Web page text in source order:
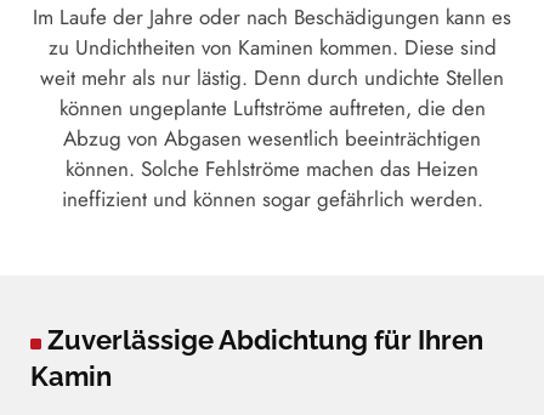
Im Laufe der Jahre oder nach Beschädigungen kann es
zu Undichtheiten von Kaminen kommen. Diese sind
weit mehr als nur lästig. Denn durch undichte Stellen
können ungeplante Luftströme auftreten, die den
Abzug von Abgasen wesentlich beeinträchtigen
können. Solche Fehlströme machen das Heizen
ineffizient und können sogar gefährlich werden.
 Zuverlässige Abdichtung für Ihren
Kamin